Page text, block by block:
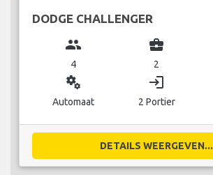
DODGE CHALLENGER
group
4
business_center
2
miscellaneous_services
Automaat
login
2 Portier
DETAILS WEERGEVEN...